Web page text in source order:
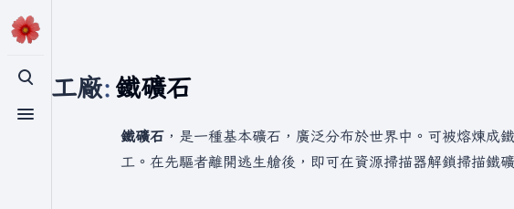
切換搜尋
切換選單
滿意工廠: 鐵礦石
鐵礦石 ，是一種基本礦石，廣泛分布於世界中。可被熔煉成
工。在先驅者離開逃生艙後，即可在資源掃描器解鎖掃描鐵礦